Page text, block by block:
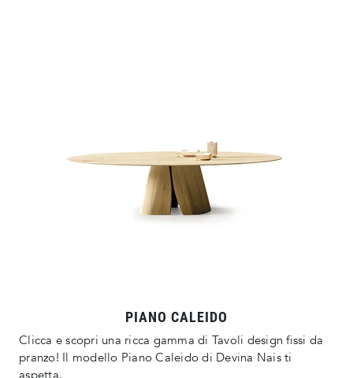
PIANO CALEIDO
Clicca e scopri una ricca gamma di Tavoli design fissi da
pranzo! Il modello Piano Caleido di Devina Nais ti